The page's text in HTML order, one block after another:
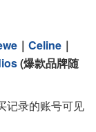
｜ Celine ｜
(爆款品牌随
记录的账号可见